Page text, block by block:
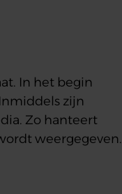
In het begin
zijn
Zo hanteert
weergegeven.